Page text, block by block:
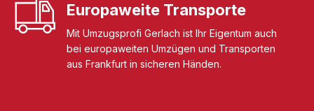
Europaweite Transporte
Mit Umzugsprofi Gerlach ist Ihr Eigentum auch
bei europaweiten Umzügen und Transporten
aus Frankfurt in sicheren Händen.